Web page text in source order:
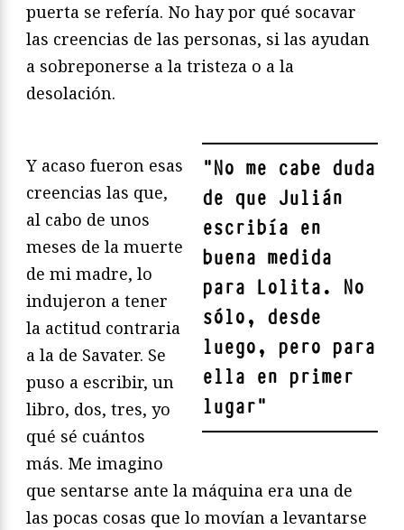
puerta se refería. No hay por qué socavar
las creencias de las personas, si las ayudan
a sobreponerse a la tristeza o a la
desolación.
"No me cabe duda
de que Julián
escribía en
buena medida
para Lolita. No
sólo, desde
luego, pero para
ella en primer
lugar"
Y acaso fueron esas
creencias las que,
al cabo de unos
meses de la muerte
de mi madre, lo
indujeron a tener
la actitud contraria
a la de Savater. Se
puso a escribir, un
libro, dos, tres, yo
qué sé cuántos
más. Me imagino
que sentarse ante la máquina era una de
las pocas cosas que lo movían a levantarse